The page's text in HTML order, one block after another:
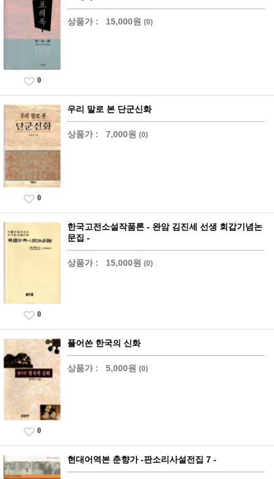
상품가 : 15,000원 (0)
0
우리 말로 본 단군신화
상품가 : 7,000원 (0)
0
한국고전소설작품론 - 완암 김진세 선생 회갑기념논
문집 -
상품가 : 15,000원 (0)
0
풀어쓴 한국의 신화
상품가 : 5,000원 (0)
0
현대어역본 춘향가 -판소리사설전집 7 -